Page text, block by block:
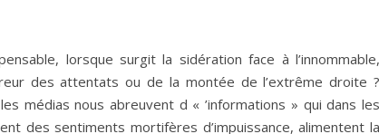
lorsque surgit la sidération face à l’innommable,
des attentats ou de la montée de l’extrême droite ?
médias nous abreuvent d « ’informations » qui dans les
des sentiments mortifères d’impuissance, alimentent la